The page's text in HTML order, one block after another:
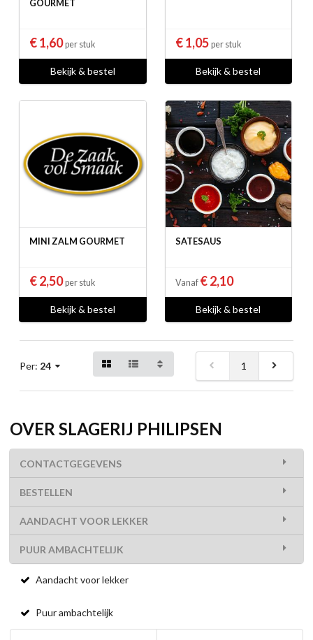
GOURMET
€ 1,60per stuk
Bekijk & bestel
€ 1,05 per stuk
Bekijk & bestel
MINI ZALM GOURMET
€ 2,50per stuk
Bekijk & bestel
SATESAUS
Vanaf € 2,10
Bekijk & bestel
Per: 24 1
OVER SLAGERIJ PHILIPSEN
CONTACTGEGEVENS
BESTELLEN
AANDACHT VOOR LEKKER
PUUR AMBACHTELIJK
Aandacht voor lekker
Puur ambachtelijk